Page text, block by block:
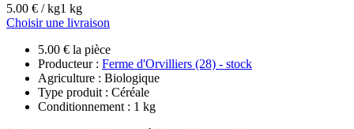
5.00 € / kg1 kg
Choisir une livraison
5.00 € la pièce
Producteur : Ferme d'Orvilliers (28) - stock
Agriculture : Biologique
Type produit : Céréale
Conditionnement : 1 kg